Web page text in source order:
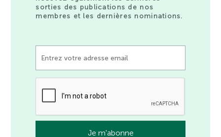
sorties des publications de nos
membres et les dernières nominations.